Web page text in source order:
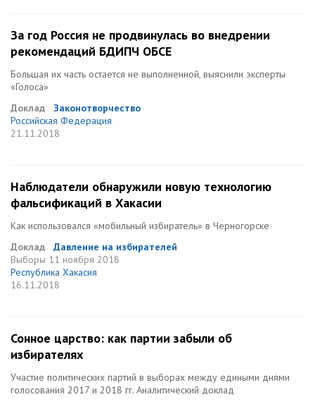
За год Россия не продвинулась во внедрении
рекомендаций БДИПЧ ОБСЕ
Большая их часть остается не выполненной, выяснили эксперты
«Голоса»
Доклад
Законотворчество
Российская Федерация
21.11.2018
Наблюдатели обнаружили новую технологию
фальсификаций в Хакасии
Как использовался «мобильный избиратель» в Черногорске
Доклад
Давление на избирателей
Выборы 11 ноября 2018
Республика Хакасия
16.11.2018
Сонное царство: как партии забыли об
избирателях
Участие политических партий в выборах между едиными днями
голосования 2017 и 2018 гг. Аналитический доклад